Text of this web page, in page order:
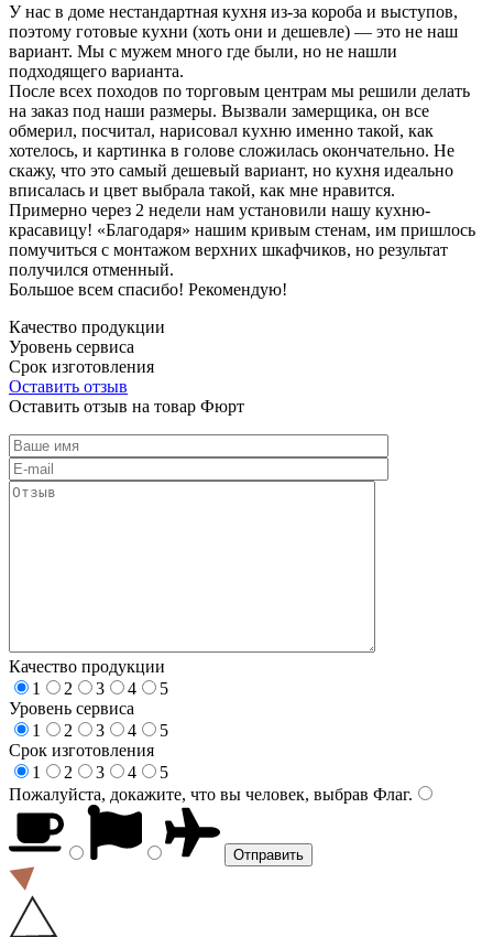
У нас в доме нестандартная кухня из-за короба и выступов,
поэтому готовые кухни (хоть они и дешевле) — это не наш
вариант. Мы с мужем много где были, но не нашли
подходящего варианта.
После всех походов по торговым центрам мы решили делать
на заказ под наши размеры. Вызвали замерщика, он все
обмерил, посчитал, нарисовал кухню именно такой, как
хотелось, и картинка в голове сложилась окончательно. Не
скажу, что это самый дешевый вариант, но кухня идеально
вписалась и цвет выбрала такой, как мне нравится.
Примерно через 2 недели нам установили нашу кухню-
красавицу! «Благодаря» нашим кривым стенам, им пришлось
помучиться с монтажом верхних шкафчиков, но результат
получился отменный.
Большое всем спасибо! Рекомендую!
Качество продукции
Уровень сервиса
Срок изготовления
Оставить отзыв
Оставить отзыв на товар Фюрт
Качество продукции
1
2 3 4
5
Уровень сервиса
1
2 3 4
5
Срок изготовления
1
2 3 4
5
Пожалуйста, докажите, что вы человек, выбрав Флаг.